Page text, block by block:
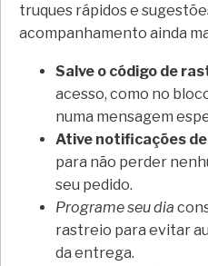
truques rápidos e
acompanhamento ainda
Salve o código de
acesso, como no
numa mensagem
Ative notificações
para não perder
seu pedido.
Programe seu dia
rastreio para evitar
da entrega.